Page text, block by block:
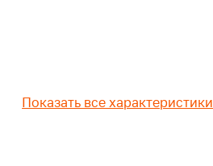
Показать все характеристики